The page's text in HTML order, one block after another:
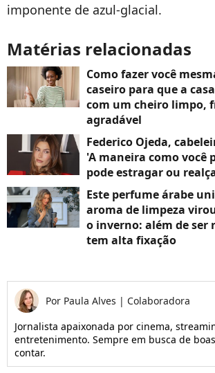
imponente de azul-glacial.
Matérias relacionadas
Como fazer você
caseiro para que a
com um cheiro limpo,
agradável
Federico Ojeda,
'A maneira como você
pode estragar ou
Este perfume árabe
aroma de limpeza
o inverno: além de ser
tem alta fixação
Por Paula Alves | Colaboradora
Jornalista apaixonada por cinema,
entretenimento. Sempre em busca de
contar.